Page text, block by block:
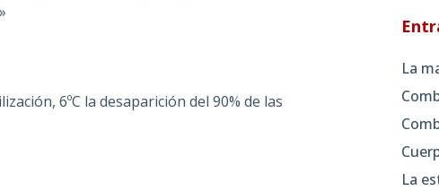
6ºC la desaparición del 90% de las
La
La